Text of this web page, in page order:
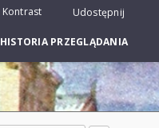
Kontrast Udostępnij
HISTORIA PRZEGLĄDANIA